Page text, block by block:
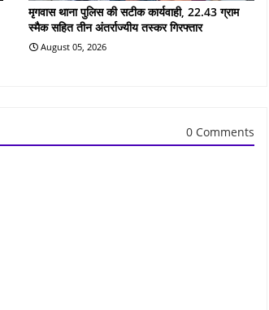
मृगवास थाना पुलिस की सटीक कार्यवाही, 22.43 ग्राम
स्मैक सहित तीन अंतर्राज्यीय तस्कर गिरफ्तार
August 05, 2026
0 Comments